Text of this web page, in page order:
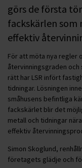
görs de första
fackskärlen som
effektiv
För att möta nya regler
återvinningsgraden
rätt har LSR infört
tidningar. Lösningen
småhusens befintliga
fackskärlet blir det
metall och tidningar
effektiv
Simon Skoglund,
företagets glädje och